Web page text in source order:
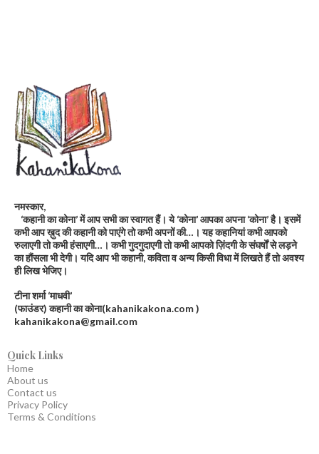
नमस्कार,
‘कहानी का कोना’ में आप सभी का स्वागत हैं। ये ‘कोना’ आपका अपना ‘कोना’ है। इसमें
कभी आप ख़ुद की कहानी को पाएंगे तो कभी अपनों की…। यह कहानियां कभी आपको
रुलाएगी तो कभी हंसाएगी…। कभी गुदगुदाएगी तो कभी आपको ज़िंदगी के संघर्षों से लड़ने
का हौंसला भी देगी। यदि आप भी कहानी, कविता व अन्य किसी विधा में लिखते हैं तो अवश्य
ही लिख भेजिए।
टीना शर्मा ‘माधवी’
(फाउंडर) कहानी का कोना(kahanikakona.com )
kahanikakona@gmail.com
Quick Links
Home
About us
Contact us
Privacy Policy
Terms & Conditions